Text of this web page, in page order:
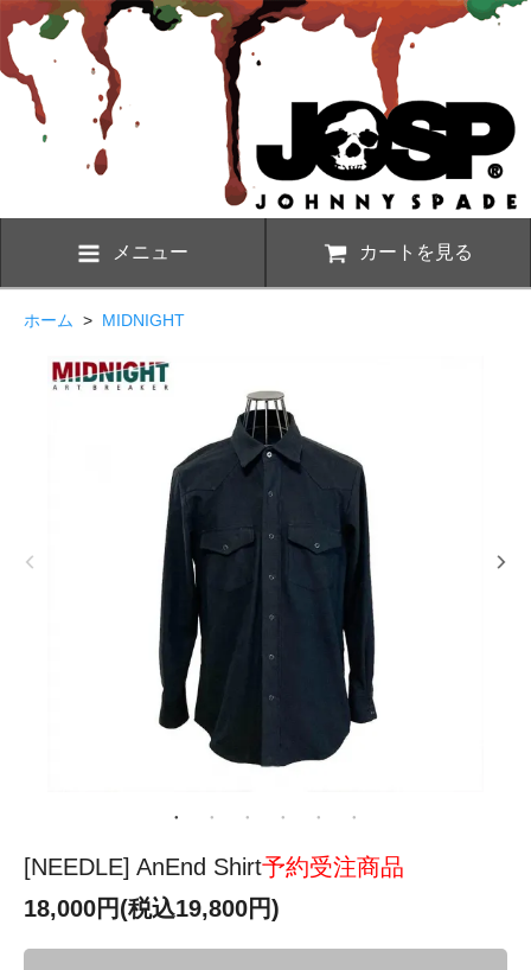
メニュー カートを見る
ホーム > MIDNIGHT
[NEEDLE] AnEnd Shirt予約受注商品
18,000円(税込19,800円)